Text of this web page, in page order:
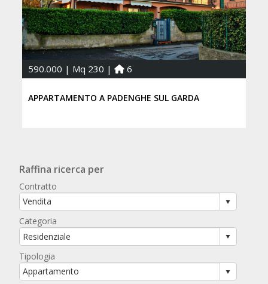
590.000 | Mq 230 | 6
APPARTAMENTO A PADENGHE SUL GARDA
Raffina ricerca per
Contratto
Categoria
Tipologia